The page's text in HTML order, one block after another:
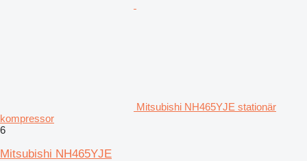
Mitsubishi NH465YJE stationär
kompressor
6
Mitsubishi NH465YJE